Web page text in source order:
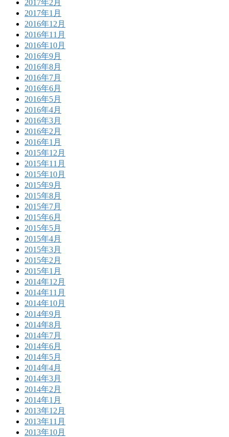
2017年2月
2017年1月
2016年12月
2016年11月
2016年10月
2016年9月
2016年8月
2016年7月
2016年6月
2016年5月
2016年4月
2016年3月
2016年2月
2016年1月
2015年12月
2015年11月
2015年10月
2015年9月
2015年8月
2015年7月
2015年6月
2015年5月
2015年4月
2015年3月
2015年2月
2015年1月
2014年12月
2014年11月
2014年10月
2014年9月
2014年8月
2014年7月
2014年6月
2014年5月
2014年4月
2014年3月
2014年2月
2014年1月
2013年12月
2013年11月
2013年10月